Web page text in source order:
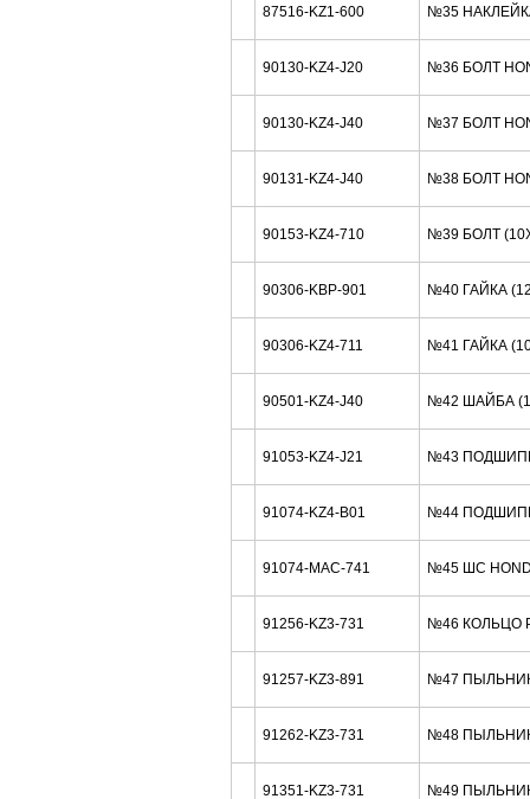
87516-KZ1-600 №35
90130-KZ4-J20 №36 БОЛТ
90130-KZ4-J40 №37 БОЛТ
90131-KZ4-J40 №38 БОЛТ
90153-KZ4-710 №39 БОЛТ
90306-KBP-901 №40 ГАЙКА
90306-KZ4-711 №41 ГАЙКА
90501-KZ4-J40 №42 ШАЙБА
91053-KZ4-J21 №43
91074-KZ4-B01 №44
91074-MAC-741 №45 ШС
91256-KZ3-731 №46 КОЛЬЦО
91257-KZ3-891 №47 ПЫЛЬНИК
91262-KZ3-731 №48 ПЫЛЬНИК
91351-KZ3-731 №49 ПЫЛЬНИК